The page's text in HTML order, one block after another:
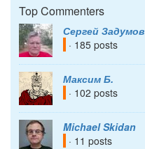
Top Commenters
Сергей Задумов
· 185 posts
Максим Б.
· 102 posts
Michael Skidan
· 11 posts